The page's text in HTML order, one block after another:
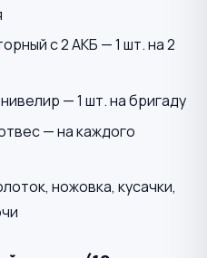
с 2 АКБ — 1 шт. на 2
— 1 шт. на бригаду
— на каждого
ножовка, кусачки,